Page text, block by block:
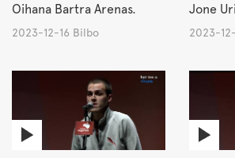
Oihana Bartra Arenas.
2023-12-16 Bilbo
Jone
2023-